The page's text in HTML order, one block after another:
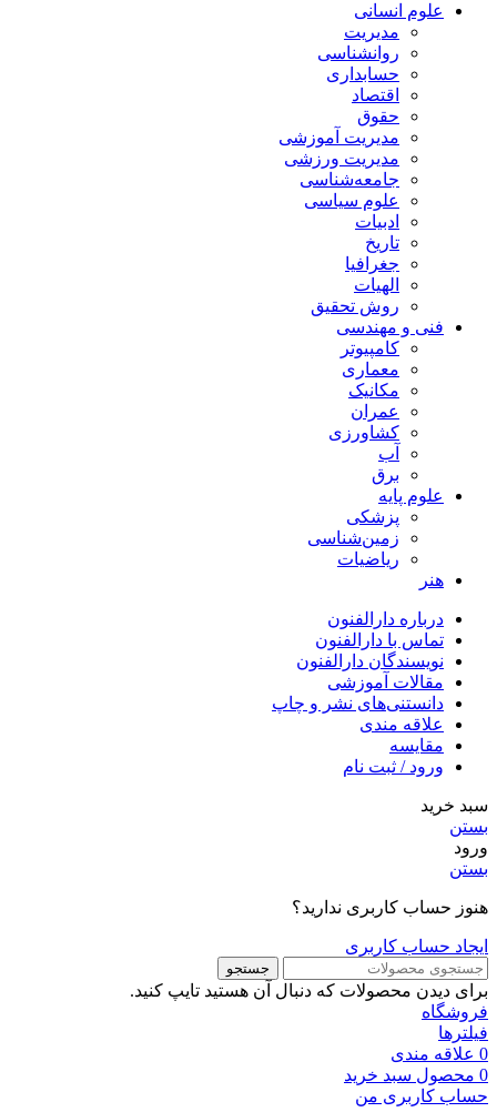
علوم انسانی
مدیریت
روانشناسی
حسابداری
اقتصاد
حقوق
مدیریت آموزشی
مدیریت ورزشی
جامعه‌شناسی
علوم سیاسی
ادبیات
تاریخ
جغرافیا
الهیات
روش تحقیق
فنی و مهندسی
کامپیوتر
معماری
مکانیک
عمران
کشاورزی
آب
برق
علوم پایه
پزشکی
زمین‌شناسی
ریاضیات
هنر
درباره دارالفنون
تماس با دارالفنون
نویسندگان دارالفنون
مقالات آموزشی
دانستنی‌های نشر و چاپ
علاقه مندی
مقایسه
ورود / ثبت نام
سبد خرید
بستن
ورود
بستن
هنوز حساب کاربری ندارید؟
ایجاد حساب کاربری
جستجو
برای دیدن محصولات که دنبال آن هستید تایپ کنید.
فروشگاه
فیلترها
0 علاقه مندی
0 محصول سبد خرید
حساب کاربری من